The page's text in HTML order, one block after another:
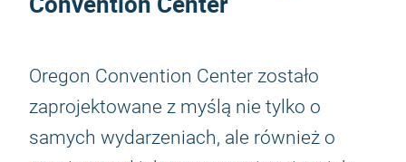
Oregon Convention Center zostało
zaprojektowane z myślą nie tylko o
samych wydarzeniach, ale również o